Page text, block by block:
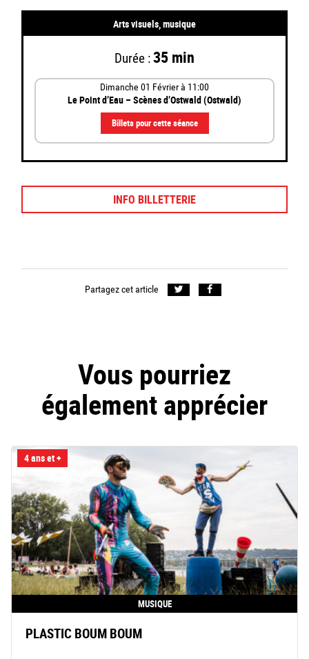
Arts visuels, musique
Durée :35 min
Dimanche 01 Févrierà 11:00
Le Point d’Eau – Scènes d’Ostwald (Ostwald)
Billets pour cette séance
INFO BILLETTERIE
Partagez cet article
Vous pourriez
également apprécier
4 ans et +
MUSIQUE
PLASTIC BOUM BOUM